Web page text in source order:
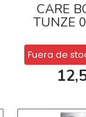
CARE
TUNZE
Fuera de